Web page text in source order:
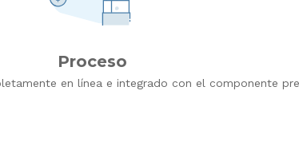
Proceso
en línea e integrado con el componente